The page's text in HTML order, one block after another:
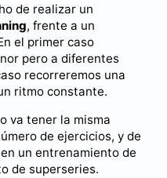
de realizar un
, frente a un
el primer caso
pero a diferentes
recorreremos una
ritmo constante.
va tener la misma
de ejercicios, y de
un entrenamiento de
de superseries.